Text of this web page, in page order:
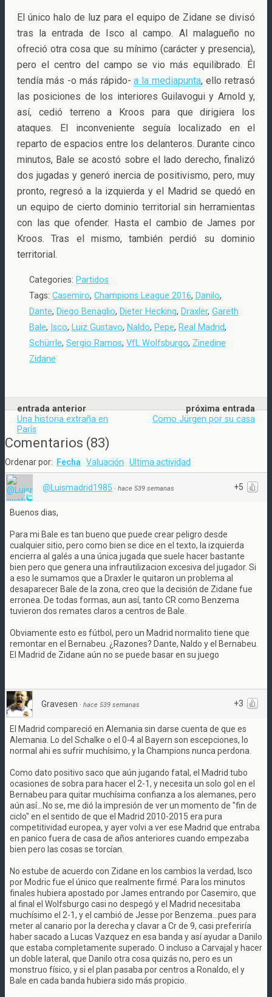
El único halo de luz para el equipo de Zidane se divisó
tras la entrada de Isco al campo. Al malagueño no
ofreció otra cosa que su mínimo (carácter y presencia),
pero el centro del campo se vio más equilibrado. Él
tendía más -o más rápido-a la mediapunta, ello retrasó
las posiciones de los interiores Guilavogui y Arnold y,
así, cedió terreno a Kroos para que dirigiera los
ataques. El inconveniente seguía localizado en el
reparto de espacios entre los delanteros. Durante cinco
minutos, Bale se acostó sobre el lado derecho, finalizó
dos jugadas y generó inercia de positivismo, pero, muy
pronto, regresó a la izquierda y el Madrid se quedó en
un equipo de cierto dominio territorial sin herramientas
con las que ofender. Hasta el cambio de James por
Kroos. Tras el mismo, también perdió su dominio
territorial.
Categories: Partidos
Tags: Casemiro, Champions League 2016, Danilo,
Dante, Diego Benaglio, Dieter Hecking, Draxler, Gareth
Bale, Isco, Luiz Gustavo, Naldo, Pepe, Real Madrid,
Schürrle, Sergio Ramos, VfL Wolfsburgo, Zinedine
Zidane
entrada anterior
Una historia extraña en
París
próxima entrada
Como Jürgen por su casa
Comentarios (83)
Ordenar por: Fecha Valuación Ultima actividad
+5
@Luismadrid1985 · hace 539 semanas
Buenos dias,
Para mi Bale es tan bueno que puede crear peligro desde
cualquier sitio, pero como bien se dice en el texto, la izquierda
encierra al galés a una única jugada que suele hacer bastante
bien pero que genera una infrautilizacion excesiva del jugador. Si
a eso le sumamos que a Draxler le quitaron un problema al
desaparecer Bale de la zona, creo que la decisión de Zidane fue
erronea. De todas formas, aun así, tanto CR como Benzema
tuvieron dos remates claros a centros de Bale.
Obviamente esto es fútbol, pero un Madrid normalito tiene que
remontar en el Bernabeu. ¿Razones? Dante, Naldo y el Bernabeu.
El Madrid de Zidane aún no se puede basar en su juego
+3
Gravesen · hace 539 semanas
El Madrid compareció en Alemania sin darse cuenta de que es
Alemania. Lo del Schalke o el 0-4 al Bayern son escepciones, lo
normal ahi es sufrir muchísimo, y la Champions nunca perdona.
Como dato positivo saco que aún jugando fatal, el Madrid tubo
ocasiones de sobra para hacer el 2-1, y necesita un solo gol en el
Bernabeu para quitar muchísima confianza a los alemanes, pero
aún así...No se, me dió la impresión de ver un momento de "fin de
ciclo" en el sentido de que el Madrid 2010-2015 era pura
competitividad europea, y ayer volvi a ver ese Madrid que entraba
en panico fuera de casa de años anteriores cuando empezaba
bien pero las cosas se torcían.
No estube de acuerdo con Zidane en los cambios la verdad, Isco
por Modric fue el único que realmente firmé. Para los minutos
finales hubiera apostado por James entrando por Casemiro, que
al final el Wolfsburgo casi no despegó y el Madrid necesitaba
muchísimo el 2-1, y el cambió de Jesse por Benzema...pues para
meter al canario por la derecha y clavar a Cr de 9, casi preferiría
haber sacado a Lucas Vazquez en esa banda y así ayudar a Danilo
que estaba completamente superado. O incluso a Carvajal y hacer
un doble lateral, que Danilo otra cosa quizás no, pero es un
monstruo físico, y si el plan pasaba por centros a Ronaldo, el y
Bale en cada banda hubiera sido más propicio.